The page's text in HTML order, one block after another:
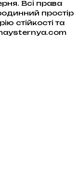
Всі права
простір
стійкості та